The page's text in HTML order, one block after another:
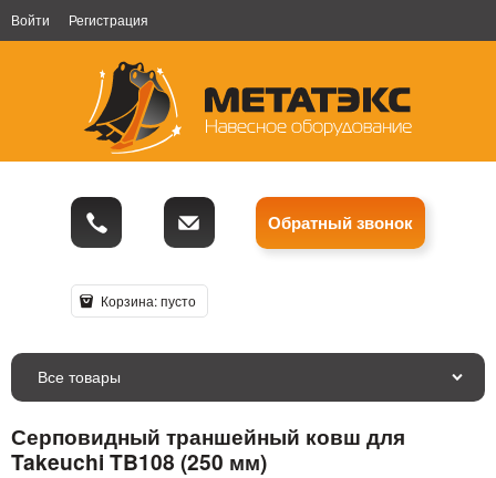
Войти Регистрация
Обратный звонок
Корзина:пусто
Все товары
Серповидный траншейный ковш для
Takeuchi TB108 (250 мм)